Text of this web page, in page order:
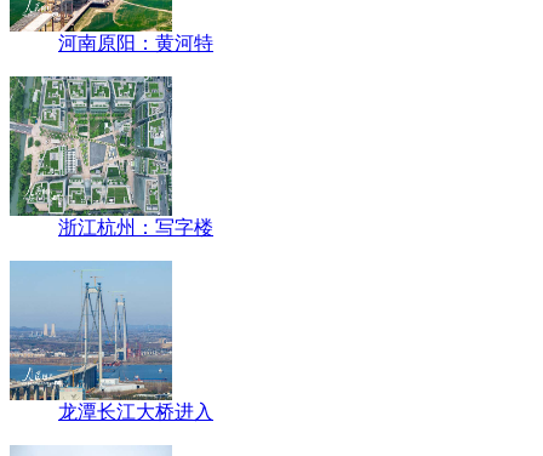
河南原阳：黄河特
浙江杭州：写字楼
龙潭长江大桥进入